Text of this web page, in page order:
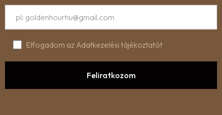
Elfogadom az Adatkezelési tájékoztatót.